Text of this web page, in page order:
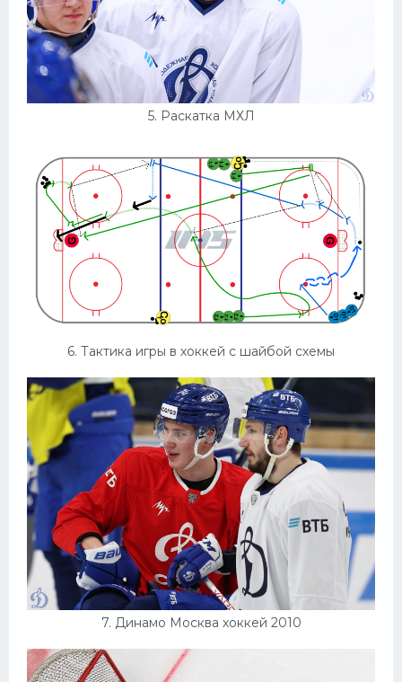
5. Раскатка МХЛ
6. Тактика игры в хоккей с шайбой схемы
7. Динамо Москва хоккей 2010